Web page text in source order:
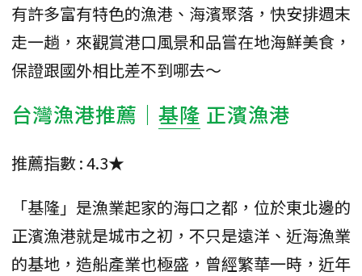
有許多富有特色的漁港、海濱聚落，快安排週末
走一趟，來觀賞港口風景和品嘗在地海鮮美食，
保證跟國外相比差不到哪去～
台灣漁港推薦｜ 基隆 正濱漁港
推薦指數 : 4.3★
「基隆」是漁業起家的海口之都，位於東北邊的
正濱漁港就是城市之初，不只是遠洋、近海漁業
的基地，造船產業也極盛，曾經繁華一時，近年